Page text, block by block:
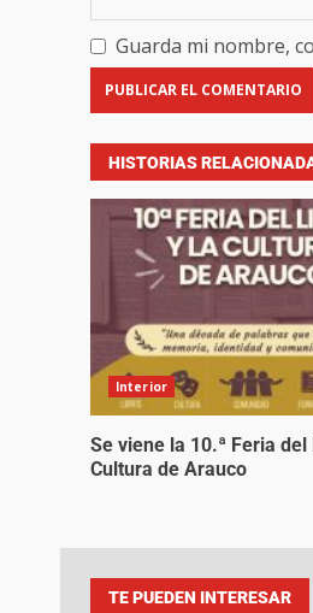
Guarda mi nombre,
HISTORIAS
Interior
Se viene la 10.ª Feria del
Cultura de Arauco
TE PUEDEN INTERESAR